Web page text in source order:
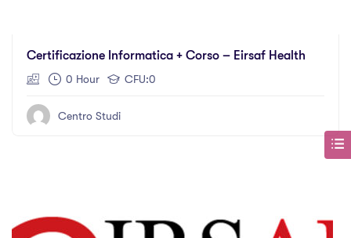
Certificazione Informatica + Corso – Eirsaf Health
0 Hour CFU:0
Centro Studi